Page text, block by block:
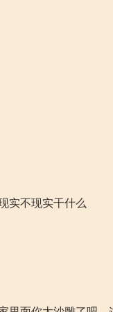
实不现实干什么